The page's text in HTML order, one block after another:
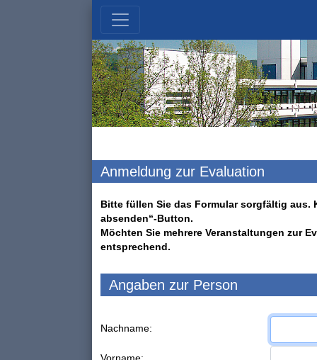
Anmeldung zur Evaluation
Bitte füllen Sie das Formular sorgfältig aus.
absenden“-Button.
Möchten Sie mehrere Veranstaltungen zur
entsprechend.
Angaben zur Person
Nachname: